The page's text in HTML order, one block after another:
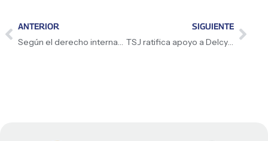
ANTERIOR
Según el derecho internacional, condenar y actuar
SIGUIENTE
TSJ ratifica apoyo a Delcy Rodríguez y la soberanía nacional